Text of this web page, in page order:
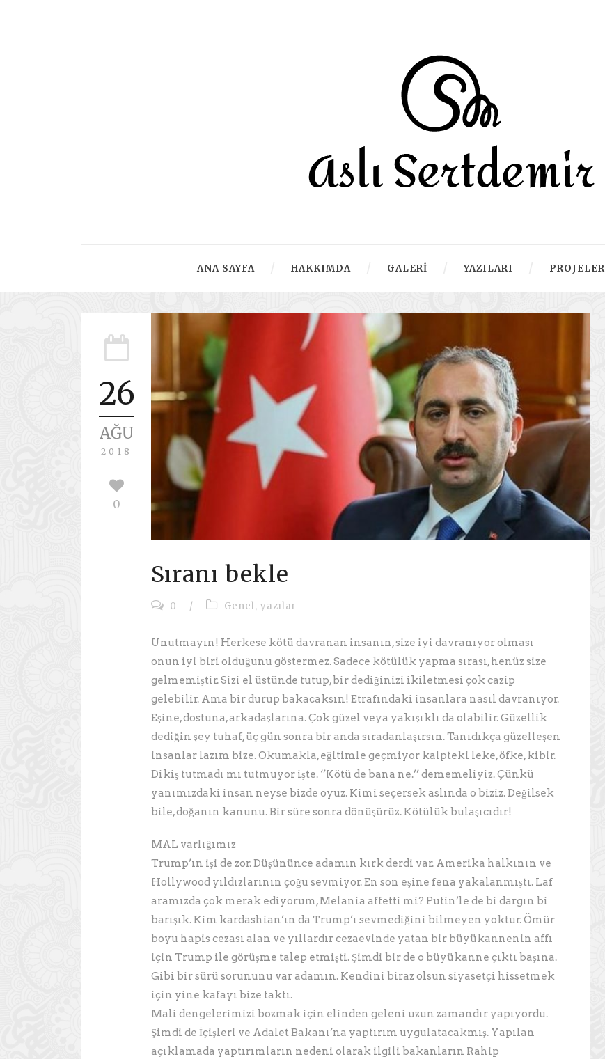
ANA SAYFA HAKKIMDA GALERI YAZILARI PROJELER
26
AĞU
2018
0
Sıranı bekle
0 / Genel, yazılar
Unutmayın! Herkese kötü davranan insanın, size iyi davranıyor olması
onun iyi biri olduğunu göstermez. Sadece kötülük yapma sırası, henüz size
gelmemiştir. Sizi el üstünde tutup, bir dediğinizi ikiletmesi çok cazip
gelebilir. Ama bir durup bakacaksın! Etrafındaki insanlara nasıl davranıyor.
Eşine, dostuna, arkadaşlarına. Çok güzel veya yakışıklı da olabilir. Güzellik
dediğin şey tuhaf, üç gün sonra bir anda sıradanlaşırsın. Tanıdıkça güzelleşen
insanlar lazım bize. Okumakla, eğitimle geçmiyor kalpteki leke, öfke, kibir.
Dikiş tutmadı mı tutmuyor işte. ‘’Kötü de bana ne.’’ dememeliyiz. Çünkü
yanımızdaki insan neyse bizde oyuz. Kimi seçersek aslında o biziz. Değilsek
bile, doğanın kanunu. Bir süre sonra dönüşürüz. Kötülük bulaşıcıdır!
MAL varlığımız
Trump’ın işi de zor. Düşününce adamın kırk derdi var. Amerika halkının ve
Hollywood yıldızlarının çoğu sevmiyor. En son eşine fena yakalanmıştı. Laf
aramızda çok merak ediyorum, Melania affetti mi? Putin’le de bi dargın bi
barışık. Kim kardashian’ın da Trump’ı sevmediğini bilmeyen yoktur. Ömür
boyu hapis cezası alan ve yıllardır cezaevinde yatan bir büyükannenin affı
için Trump ile görüşme talep etmişti. Şimdi bir de o büyükanne çıktı başına.
Gibi bir sürü sorununu var adamın. Kendini biraz olsun siyasetçi hissetmek
için yine kafayı bize taktı.
Mali dengelerimizi bozmak için elinden geleni uzun zamandır yapıyordu.
Şimdi de İçişleri ve Adalet Bakanı’na yaptırım uygulatacakmış. Yapılan
açıklamada yaptırımların nedeni olarak ilgili bakanların Rahip